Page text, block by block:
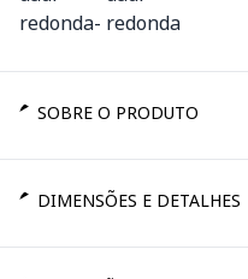
SOBRE O PRODUTO
DIMENSÕES E DETALHES